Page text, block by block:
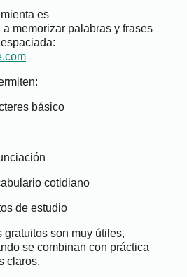
es
a memorizar palabras y frases
básico
cotidiano
de estudio
son muy útiles,
se combinan con práctica
claros.